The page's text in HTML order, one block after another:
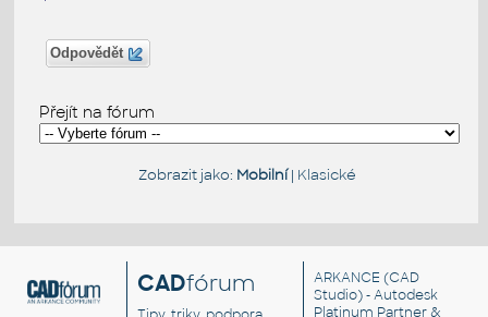
Odpovědět
Přejít na fórum
Zobrazit jako: Mobilní| Klasické
CADfórum ARKANCE (CAD
Studio) - Autodesk
Platinum Partner &